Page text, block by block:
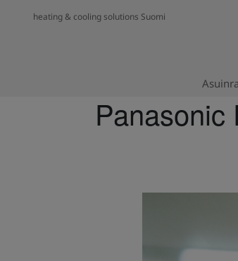
heating & cooling solutions Suomi
Panasonic